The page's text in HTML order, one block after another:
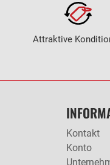
Attraktive
Kontakt
Konto